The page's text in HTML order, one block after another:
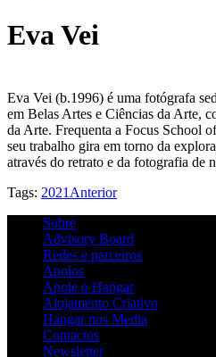
Eva Vei
Eva Vei (b.1996) é uma fotógrafa
em Belas Artes e Ciências da Arte,
da Arte. Frequenta a Focus School
seu trabalho gira em torno da
através do retrato e da fotografia de
Tags: 2021 Anterior
Sobre
Advisory Board
Redes e parceiros
Apoios
Apoie o Hangar
Alojamento Criativo
Hangar nos Media
Contactos
Newsletter